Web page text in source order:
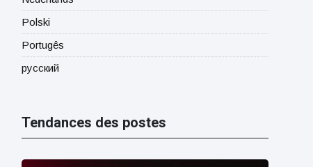
Polski
Portugês
русский
Tendances des postes